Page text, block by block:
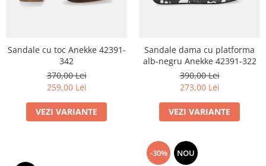
Sandale cu toc Anekke 42391-
342
370,00 Lei
259,00 Lei
VEZI VARIANTE
Sandale dama cu platforma
alb-negru Anekke 42391-322
390,00 Lei
273,00 Lei
VEZI VARIANTE
-30% NOU